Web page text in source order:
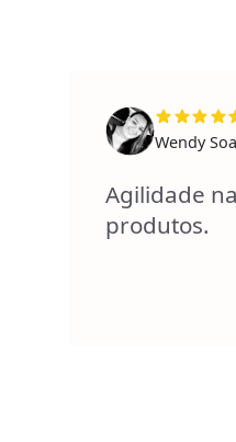
Wendy
Agilidade
produtos.